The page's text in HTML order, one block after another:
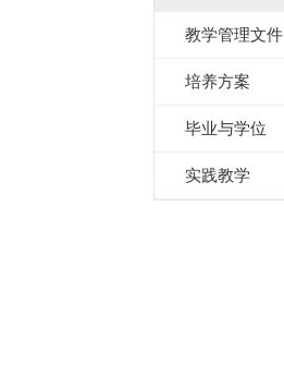
教学管理文件
培养方案
毕业与学位
实践教学